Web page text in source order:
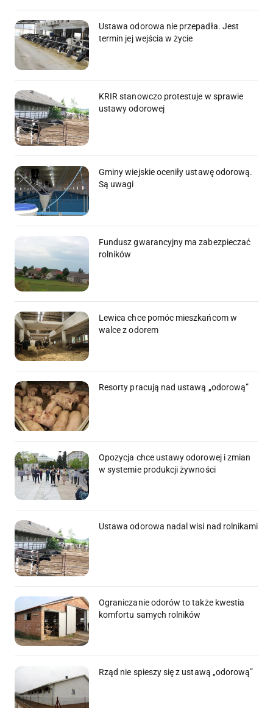
Ustawa odorowa nie przepadła. Jest
termin jej wejścia w życie
KRIR stanowczo protestuje w sprawie
ustawy odorowej
Gminy wiejskie oceniły ustawę odorową.
Są uwagi
Fundusz gwarancyjny ma zabezpieczać
rolników
Lewica chce pomóc mieszkańcom w
walce z odorem
Resorty pracują nad ustawą „odorową”
Opozycja chce ustawy odorowej i zmian
w systemie produkcji żywności
Ustawa odorowa nadal wisi nad rolnikami
Ograniczanie odorów to także kwestia
komfortu samych rolników
Rząd nie spieszy się z ustawą „odorową”